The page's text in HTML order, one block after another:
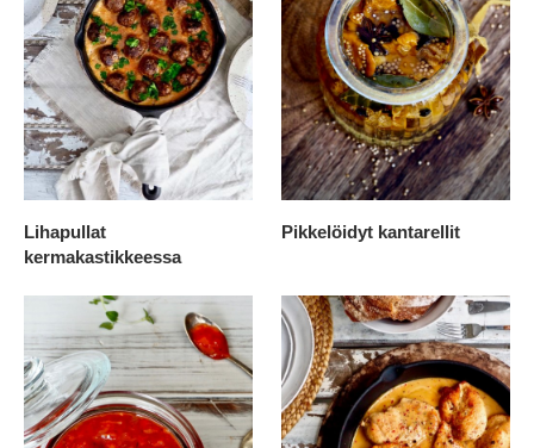
Lihapullat
kermakastikkeessa
Pikkelöidyt kantarellit